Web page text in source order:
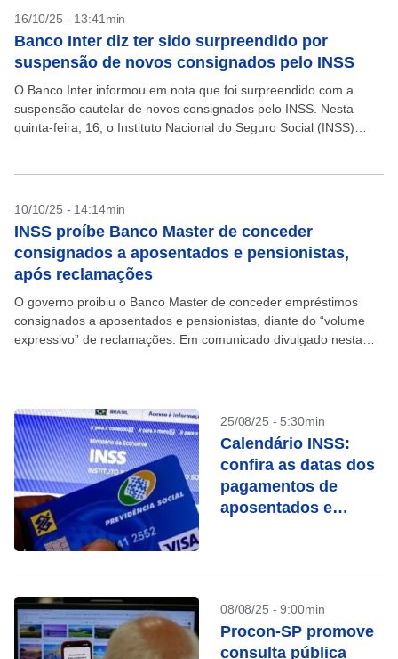
16/10/25 - 13:41min
Banco Inter diz ter sido surpreendido por
suspensão de novos consignados pelo INSS
O Banco Inter informou em nota que foi surpreendido com a
suspensão cautelar de novos consignados pelo INSS. Nesta
quinta-feira, 16, o Instituto Nacional do Seguro Social (INSS)
10/10/25 - 14:14min
INSS proíbe Banco Master de conceder
consignados a aposentados e pensionistas,
após reclamações
O governo proibiu o Banco Master de conceder empréstimos
consignados a aposentados e pensionistas, diante do “volume
expressivo” de reclamações. Em comunicado divulgado nesta
25/08/25 - 5:30min
Calendário INSS:
confira as datas dos
pagamentos de
aposentados e
08/08/25 - 9:00min
Procon-SP promove
consulta pública